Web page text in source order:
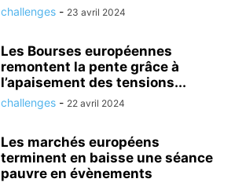
challenges - 23 avril 2024
Les Bourses européennes
remontent la pente grâce à
l’apaisement des tensions...
challenges - 22 avril 2024
Les marchés européens
terminent en baisse une séance
pauvre en évènements